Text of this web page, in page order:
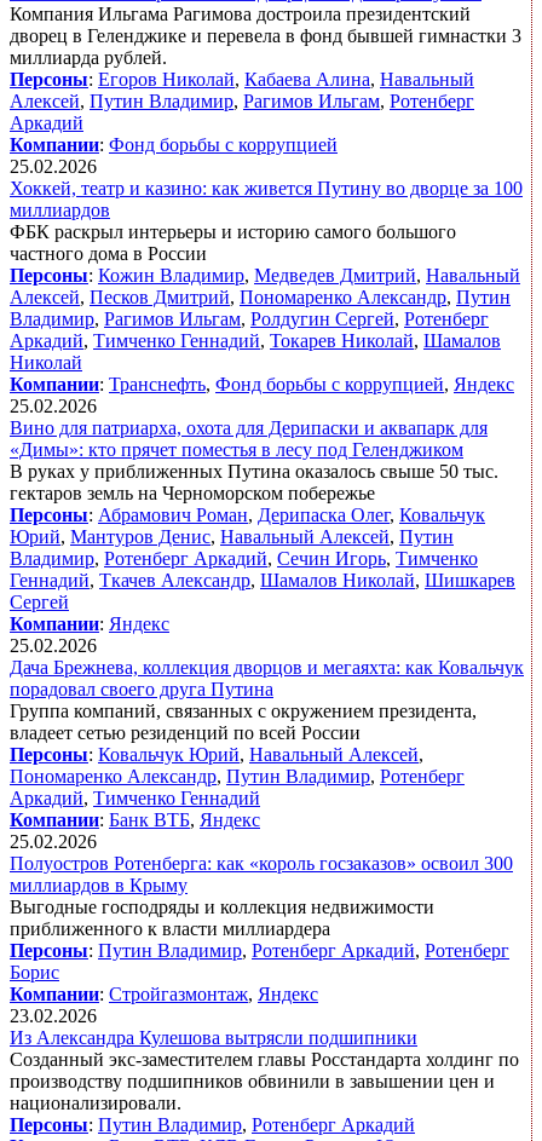
Компания Ильгама Рагимова достроила президентский
дворец в Геленджике и перевела в фонд бывшей гимнастки 3
миллиарда рублей.
Персоны: Егоров Николай, Кабаева Алина, Навальный
Алексей, Путин Владимир, Рагимов Ильгам, Ротенберг
Аркадий
Компании: Фонд борьбы с коррупцией
25.02.2026
Хоккей, театр и казино: как живется Путину во дворце за 100
миллиардов
ФБК раскрыл интерьеры и историю самого большого
частного дома в России
Персоны: Кожин Владимир, Медведев Дмитрий, Навальный
Алексей, Песков Дмитрий, Пономаренко Александр, Путин
Владимир, Рагимов Ильгам, Ролдугин Сергей, Ротенберг
Аркадий, Тимченко Геннадий, Токарев Николай, Шамалов
Николай
Компании: Транснефть, Фонд борьбы с коррупцией, Яндекс
25.02.2026
Вино для патриарха, охота для Дерипаски и аквапарк для
«Димы»: кто прячет поместья в лесу под Геленджиком
В руках у приближенных Путина оказалось свыше 50 тыс.
гектаров земль на Черноморском побережье
Персоны: Абрамович Роман, Дерипаска Олег, Ковальчук
Юрий, Мантуров Денис, Навальный Алексей, Путин
Владимир, Ротенберг Аркадий, Сечин Игорь, Тимченко
Геннадий, Ткачев Александр, Шамалов Николай, Шишкарев
Сергей
Компании: Яндекс
25.02.2026
Дача Брежнева, коллекция дворцов и мегаяхта: как Ковальчук
порадовал своего друга Путина
Группа компаний, связанных с окружением президента,
владеет сетью резиденций по всей России
Персоны: Ковальчук Юрий, Навальный Алексей,
Пономаренко Александр, Путин Владимир, Ротенберг
Аркадий, Тимченко Геннадий
Компании: Банк ВТБ, Яндекс
25.02.2026
Полуостров Ротенберга: как «король госзаказов» освоил 300
миллиардов в Крыму
Выгодные господряды и коллекция недвижимости
приближенного к власти миллиардера
Персоны: Путин Владимир, Ротенберг Аркадий, Ротенберг
Борис
Компании: Стройгазмонтаж, Яндекс
23.02.2026
Из Александра Кулешова вытрясли подшипники
Созданный экс-заместителем главы Росстандарта холдинг по
производству подшипников обвинили в завышении цен и
национализировали.
Персоны: Путин Владимир, Ротенберг Аркадий